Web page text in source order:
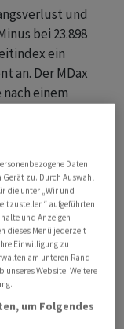
und
bei 23.898
ein
an. Der MDax
einem
die Ölpreise
Brent
126,41 US-
Stand seit dem
bei rund
Daten
zu. Durch Auswahl
die unter „Wir und
aufgeführten
und Anzeigen
dieses Menü jederzeit
Einwilligung zu
am unteren Rand
unseres Website. Weitere
um Folgendes